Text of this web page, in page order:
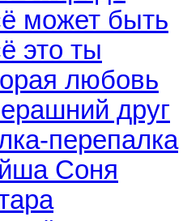
может быть
это ты
любовь
друг
перепалка
Соня